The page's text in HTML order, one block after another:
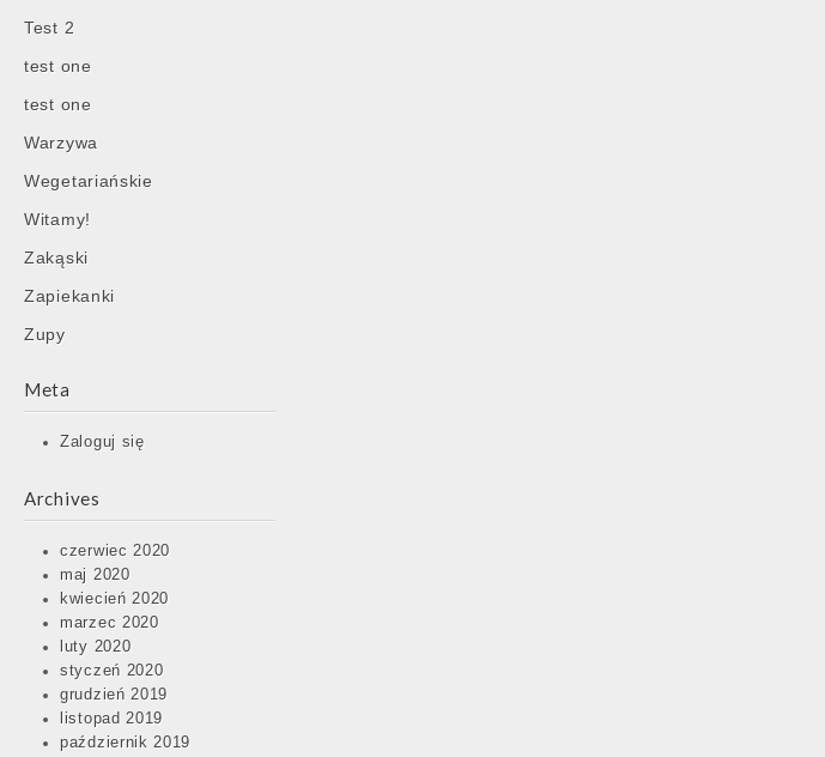
Test 2
test one
test one
Warzywa
Wegetariańskie
Witamy!
Zakąski
Zapiekanki
Zupy
Meta
Zaloguj się
Archives
czerwiec 2020
maj 2020
kwiecień 2020
marzec 2020
luty 2020
styczeń 2020
grudzień 2019
listopad 2019
październik 2019